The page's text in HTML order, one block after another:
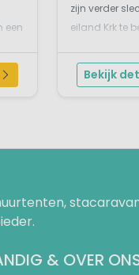
een
zijn verder
eiland Krk te
streek. Het
mooie...
Bekijk
& OVER